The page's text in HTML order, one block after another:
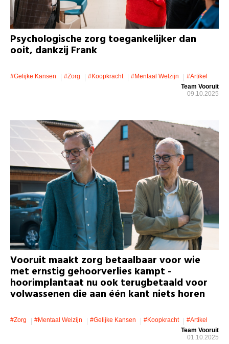
Psychologische zorg toegankelijker dan
ooit, dankzij Frank
#gelijke Kansen #zorg #koopkracht #mentaal Welzijn
#artikel
Team Vooruit
09.10.2025
Vooruit maakt zorg betaalbaar voor wie
met ernstig gehoorverlies kampt -
hoorimplantaat nu ook terugbetaald voor
volwassenen die aan één kant niets horen
#zorg #mentaal Welzijn #gelijke Kansen #koopkracht
#artikel
Team Vooruit
01.10.2025